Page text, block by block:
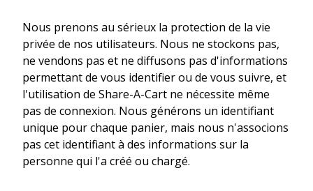
Nous prenons au sérieux la protection de la vie
privée de nos utilisateurs. Nous ne stockons pas,
ne vendons pas et ne diffusons pas d'informations
permettant de vous identifier ou de vous suivre, et
l'utilisation de Share-A-Cart ne nécessite même
pas de connexion. Nous générons un identifiant
unique pour chaque panier, mais nous n'associons
pas cet identifiant à des informations sur la
personne qui l'a créé ou chargé.